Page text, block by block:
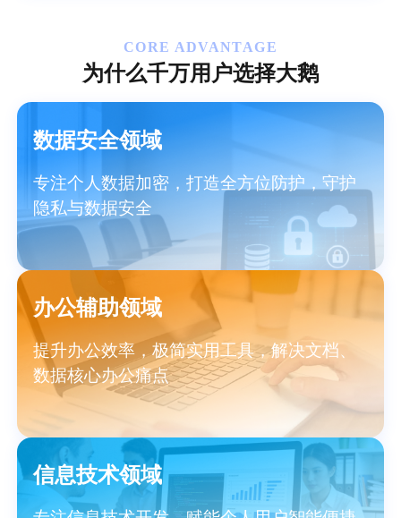
CORE ADVANTAGE
为什么千万用户选择大鹅
数据安全领域
专注个人数据加密，打造全方位防护，守护
隐私与数据安全
办公辅助领域
提升办公效率，极简实用工具，解决文档、
数据核心办公痛点
信息技术领域